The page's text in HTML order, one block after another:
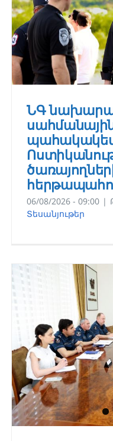
ՆԳ
06/08/2026 - 09:00 |
Տեսանյութեր